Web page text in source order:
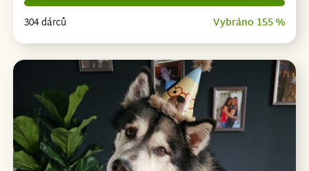
304 dárců Vybráno 155 %